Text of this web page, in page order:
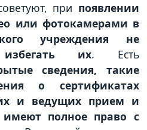
при появлении
или фотокамерами в
учреждения не
их. Есть
сведения, такие
о сертификатах
и ведущих прием и
полное право с